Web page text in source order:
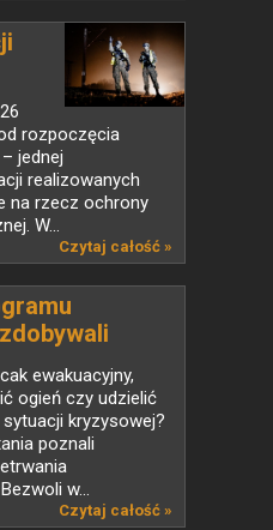
rozpoczęcia
jednej
realizowanych
na rzecz ochrony
W...
Czytaj całość »
ewakuacyjny,
ogień czy udzielić
kryzysowej?
poznali
w...
Czytaj całość »